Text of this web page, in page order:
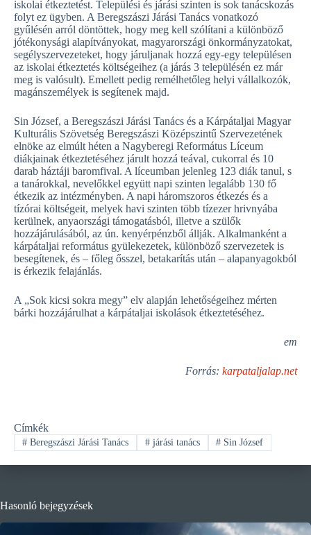
iskolai étkeztetést. Települési és járási szinten is sok tanácskozás
folyt ez ügyben. A Beregszászi Járási Tanács vonatkozó
gyűlésén arról döntöttek, hogy meg kell szólítani a különböző
jótékonysági alapítványokat, magyarországi önkormányzatokat,
segélyszervezeteket, hogy járuljanak hozzá egy-egy településen
az iskolai étkeztetés költségeihez (a járás 3 településén ez már
meg is valósult). Emellett pedig remélhetőleg helyi vállalkozók,
magánszemélyek is segítenek majd.
Sin József, a Beregszászi Járási Tanács és a Kárpátaljai Magyar
Kulturális Szövetség Beregszászi Középszintű Szervezetének
elnöke az elmúlt héten a Nagyberegi Református Líceum
diákjainak étkeztetéséhez járult hozzá teával, cukorral és 10
darab háztáji baromfival. A líceumban jelenleg 123 diák tanul, s
a tanárokkal, nevelőkkel együtt napi szinten legalább 130 fő
étkezik az intézményben. A napi háromszoros étkezés és a
tízórai költségeit, melyek havi szinten több tízezer hrivnyába
kerülnek, anyaországi támogatásból, illetve a szülők
hozzájárulásából, az ún. kenyérpénzből állják. Alkalmanként a
kárpátaljai református gyülekezetek, különböző szervezetek is
besegítenek, és – főleg ősszel, betakarítás után – alapanyagokból
is érkezik felajánlás.
A „Sok kicsi sokra megy” elv alapján lehetőségeihez mérten
bárki hozzájárulhat a kárpátaljai iskolások étkeztetéséhez.
em
Forrás: karpataljalap.net
Címkék
#Beregszászi Járási Tanács #járási tanács # Sin József
Hasonló bejegyzések